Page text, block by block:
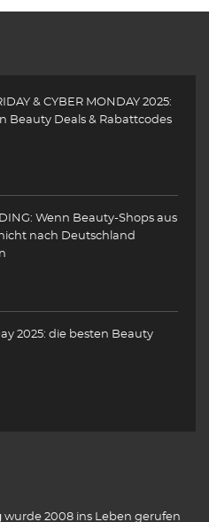
& CYBER MONDAY 2025:
Beauty Deals & Rabattcodes
Wenn Beauty-Shops aus
nach Deutschland
2025: die besten Beauty
wurde 2008 ins Leben gerufen